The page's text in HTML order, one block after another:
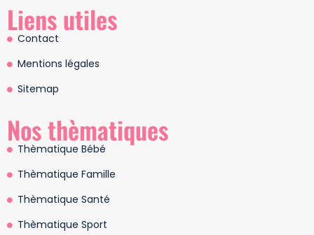
Liens utiles
Contact
Mentions légales
Sitemap
Nos thèmatiques
Thèmatique Bébé
Thèmatique Famille
Thèmatique Santé
Thèmatique Sport